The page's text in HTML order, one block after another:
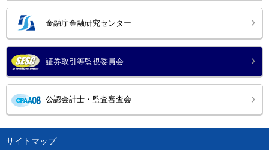
金融庁金融研究センター
証券取引等監視委員会
公認会計士・監査審査会
サイトマップ